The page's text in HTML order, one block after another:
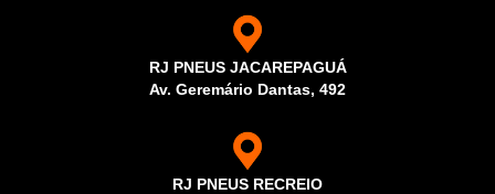
RJ PNEUS JACAREPAGUÁ
Av. Geremário Dantas, 492
RJ PNEUS RECREIO